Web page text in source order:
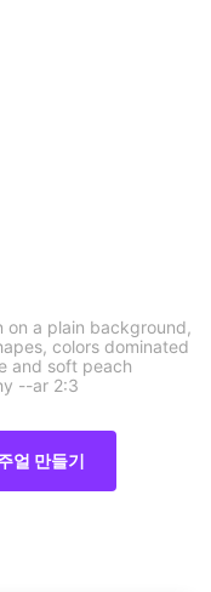
on a plain background,
colors dominated
and soft peach
--ar 2:3
얼 만들기